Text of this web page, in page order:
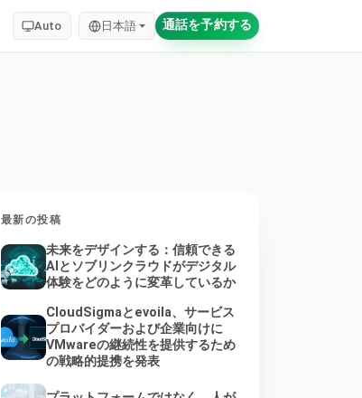
Auto 日本語 通話を予約する
最新の投稿
未来をデザインする：信頼できる
AIとソブリンクラウドがデジタル
体験をどのように変革しているか
CloudSigmaとevoila、サービス
プロバイダーおよび企業向けに
VMwareの継続性を提供するため
の戦略的提携を発表